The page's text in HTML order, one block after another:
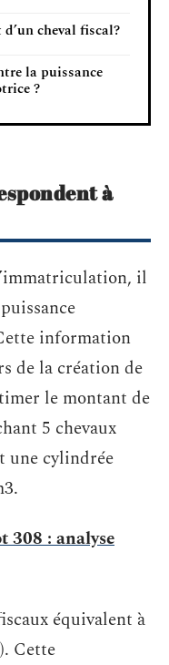
cheval fiscal?
la puissance
?
à
il
information
de la création de
le montant de
5 chevaux
une cylindrée
308 : analyse
équivalent à
Cette